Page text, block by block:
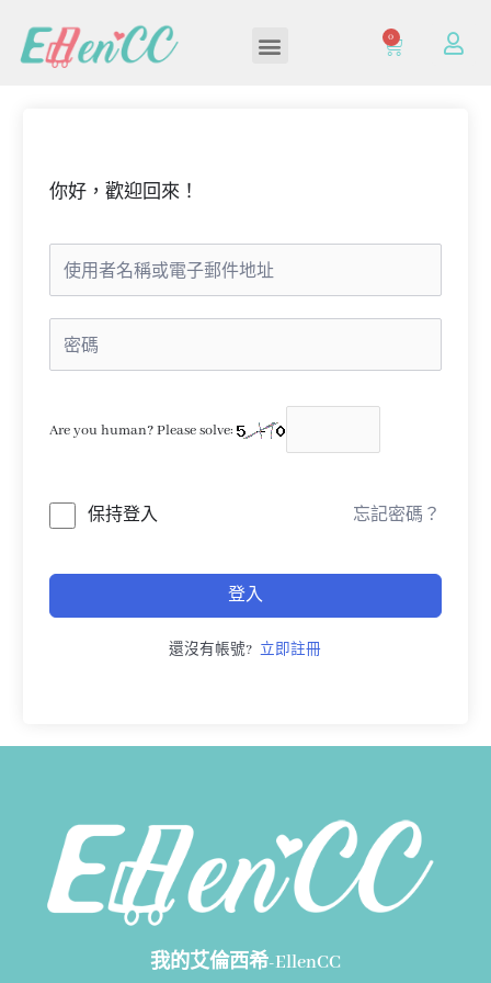
0
你好，歡迎回來！
Are you human? Please solve:
保持登入 忘記密碼？
登入
還沒有帳號? 立即註冊
我的艾倫西希-EllenCC